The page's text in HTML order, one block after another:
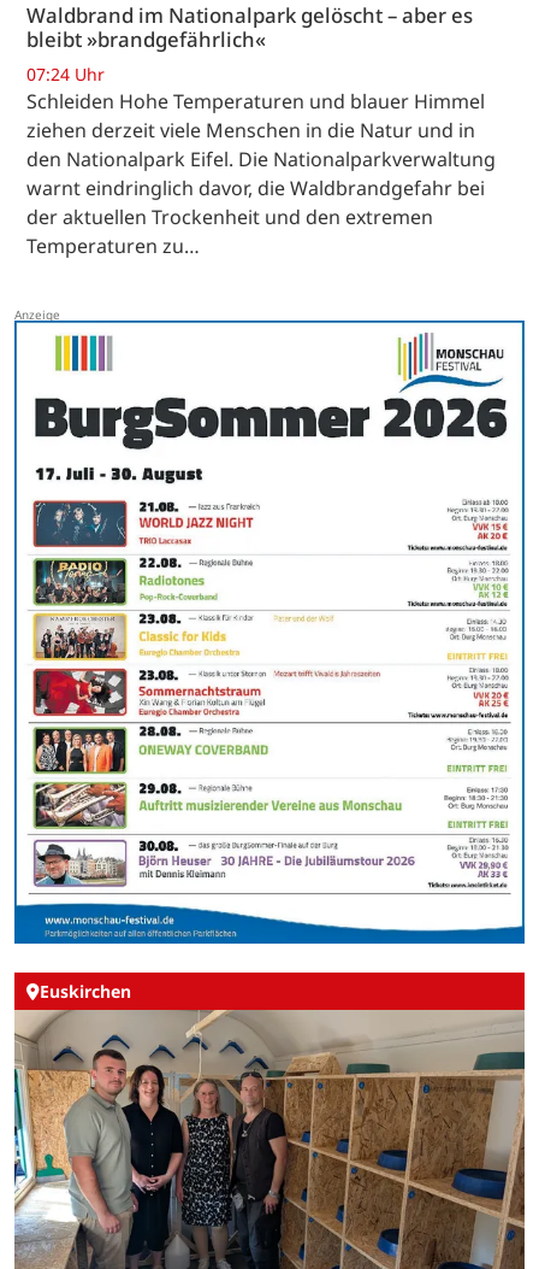
Waldbrand im Nationalpark gelöscht – aber es
bleibt »brandgefährlich«
07:24 Uhr
Schleiden Hohe Temperaturen und blauer Himmel
ziehen derzeit viele Menschen in die Natur und in
den Nationalpark Eifel. Die Nationalparkverwaltung
warnt eindringlich davor, die Waldbrandgefahr bei
der aktuellen Trockenheit und den extremen
Temperaturen zu…
Euskirchen